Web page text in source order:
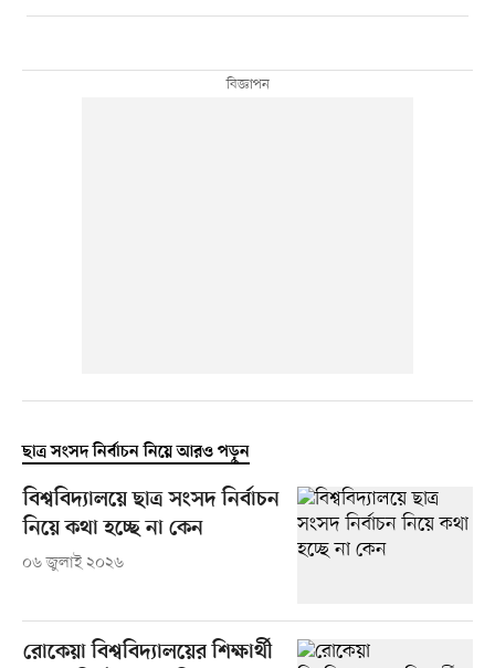
ছাত্র সংসদ নির্বাচন নিয়ে আরও পড়ুন
বিশ্ববিদ্যালয়ে ছাত্র সংসদ নির্বাচন
নিয়ে কথা হচ্ছে না কেন
০৬ জুলাই ২০২৬
রোকেয়া বিশ্ববিদ্যালয়ের শিক্ষার্থী